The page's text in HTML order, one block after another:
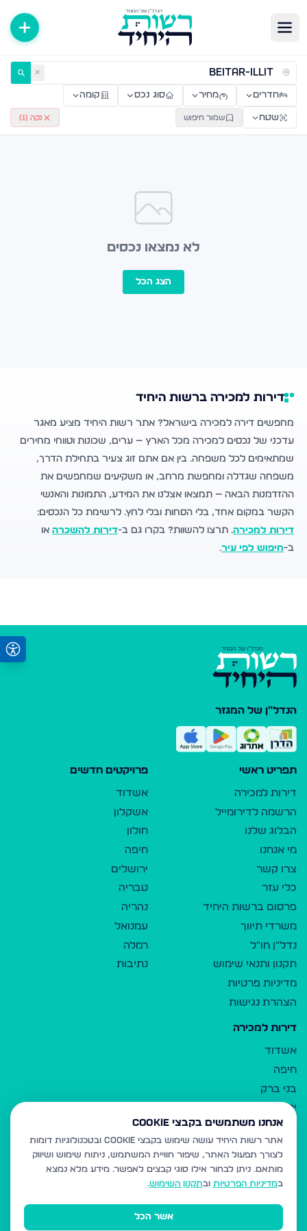
דירות למכירה ולהשכרה — רשות היחיד ✕
חדרים מחיר סוג נכס קומה
שטח שמור חיפוש נקה ( 1
)
לא נמצאו נכסים
הצג הכל
דירות למכירה ברשות היחיד
מחפשים דירה למכירה בישראל? אתר רשות היחיד מציע מאגר
עדכני של נכסים למכירה מכל הארץ — ערים, שכונות וטווחי מחירים
שמתאימים לכל משפחה. בין אם אתם זוג צעיר בתחילת הדרך,
משפחה שגדלה ומחפשת מרחב, או משקיעים שמחפשים את
ההזדמנות הבאה — תמצאו אצלנו את המידע, התמונות והאנשי
הקשר במקום אחד, בלי הסחות ובלי לחץ. לרשימת כל הנכסים:
דירות למכירה. תרצו להשוות? בקרו גם ב-דירות להשכרה או
ב-חיפוש לפי עיר.
הנדל"ן של המגזר
תפריט ראשי
דירות למכירה
הרשמה לדירומייל
הבלוג שלנו
מי אנחנו
צרו קשר
כלי עזר
פרסום ברשות היחיד
משרדי תיווך
נדל"ן חו"ל
תקנון ותנאי שימוש
מדיניות פרטיות
הצהרת נגישות
פרויקטים חדשים
אשדוד
אשקלון
חולון
חיפה
ירושלים
טבריה
נהריה
עמנואל
רמלה
נתיבות
דירות למכירה
אשדוד
חיפה
בני ברק
ירושלים
אלעד
גבעת זאב
בית שמש
רכסים
מודיעין עילית
אנחנו משתמשים בקבצי Cookie
אתר רשות היחיד עושה שימוש בקבצי Cookie ובטכנולוגיות דומות
לצורך תפעול האתר, שיפור חוויית המשתמש, ניתוח שימוש ושיווק
מותאם. ניתן לבחור אילו סוגי קבצים לאפשר. מידע מלא נמצא
במדיניות הפרטיות ובתקנון השימוש.
אשר הכל